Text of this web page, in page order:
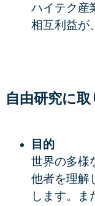
ハイテク産
相互利益が
自由研究に
目的
世界の多様
他者を理解
します。ま